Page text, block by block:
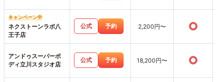
キャンペーン中
ネクストーンラボ八
王子店
公式 予約 2,200円〜 ○
アンドゥスーパーボ
ディ立川スタジオ店
公式 予約 18,200円〜 ○